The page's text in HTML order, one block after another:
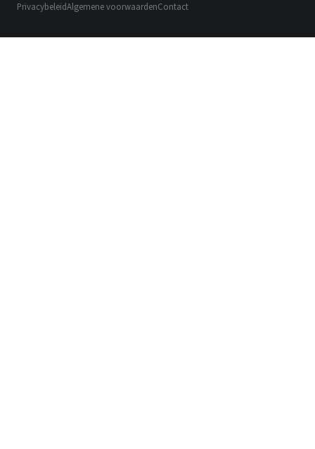
PrivacybeleidAlgemene voorwaardenContact